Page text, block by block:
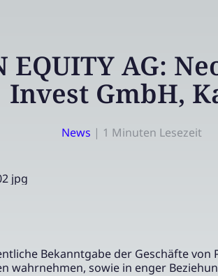
EQUITY AG:
Invest GmbH,
News | 1 Minuten Lesezeit
Bekanntgabe der Geschäfte von
wahrnehmen, sowie in enger